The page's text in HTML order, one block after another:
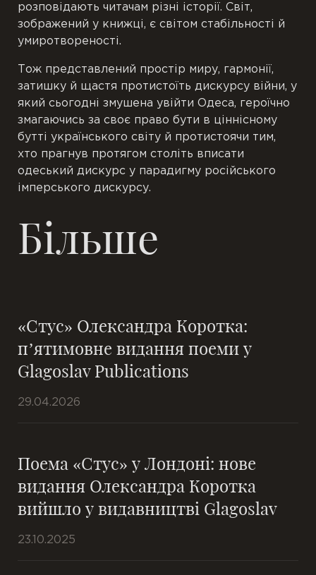
розповідають читачам різні історії. Світ,
зображений у книжці, є світом стабільності й
умиротвореності.
Тож представлений простір миру, гармонії,
затишку й щастя протистоїть дискурсу війни, у
який сьогодні змушена увійти Одеса, героїчно
змагаючись за своє право бути в ціннісному
бутті українського світу й протистоячи тим,
хто прагнув протягом століть вписати
одеський дискурс у парадигму російського
імперського дискурсу.
Більше
«Стус» Олександра Коротка:
п’ятимовне видання поеми у
Glagoslav Publications
29.04.2026
Поема «Стус» у Лондоні: нове
видання Олександра Коротка
вийшло у видавництві Glagoslav
23.10.2025